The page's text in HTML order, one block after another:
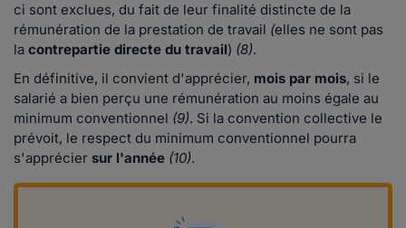
ci sont exclues, du fait de leur finalité distincte de la
rémunération de la prestation de travail (elles ne sont pas
la contrepartie directe du travail) (8).
En définitive, il convient d'apprécier, mois par mois, si le
salarié a bien perçu une rémunération au moins égale au
minimum conventionnel (9). Si la convention collective le
prévoit, le respect du minimum conventionnel pourra
s'apprécier sur l'année (10).